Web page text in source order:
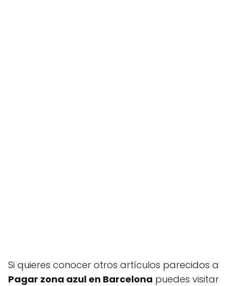
Si quieres conocer otros artículos parecidos a
Pagar zona azul en Barcelona puedes visitar